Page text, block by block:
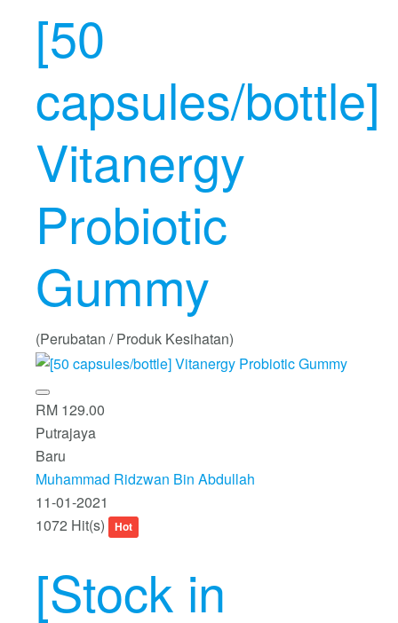
[50
capsules/bottle]
Vitanergy
Probiotic
Gummy
(Perubatan / Produk Kesihatan)
RM 129.00
Putrajaya
Baru
Muhammad Ridzwan Bin Abdullah
11-01-2021
1072 Hit(s)
Hot
[Stock in